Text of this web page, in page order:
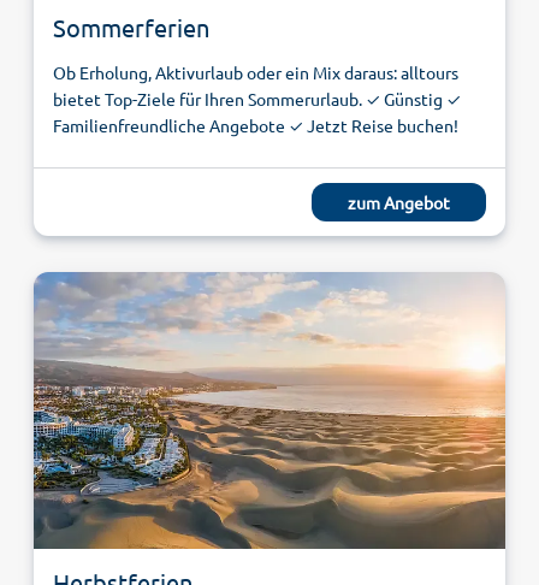
Sommerferien
Ob Erholung, Aktivurlaub oder ein Mix daraus: alltours
bietet Top-Ziele für Ihren Sommerurlaub. ✓ Günstig ✓
Familienfreundliche Angebote ✓ Jetzt Reise buchen!
zum Angebot